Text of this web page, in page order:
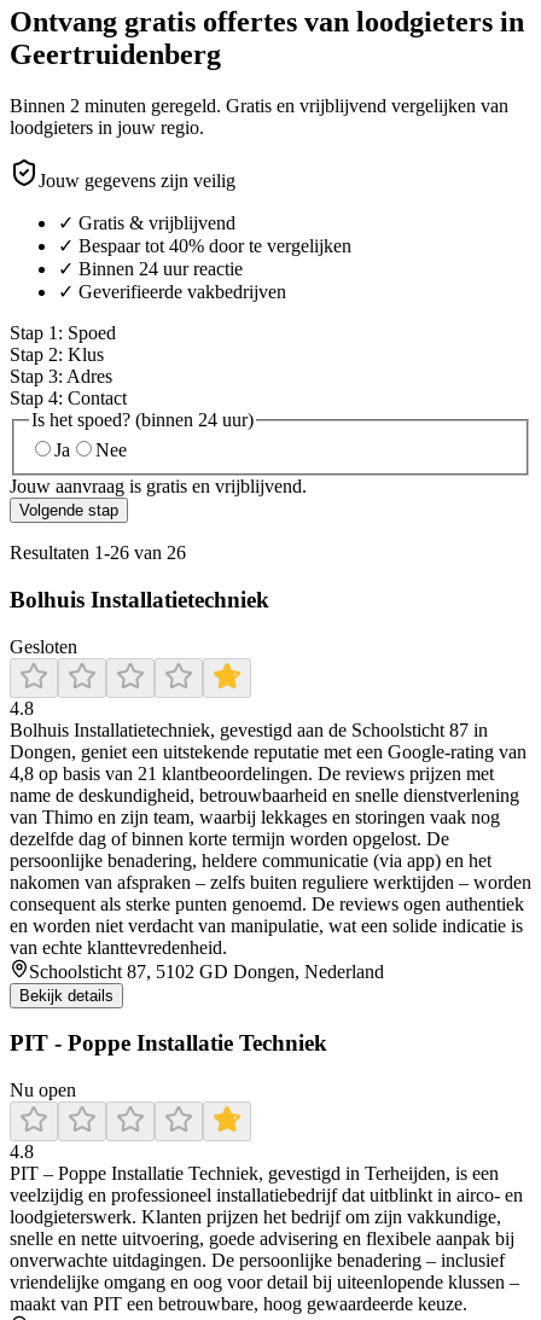
Ontvang gratis offertes van loodgieters in
Geertruidenberg
Binnen 2 minuten geregeld. Gratis en vrijblijvend vergelijken van
loodgieters in jouw regio.
Jouw gegevens zijn veilig
✓ Gratis & vrijblijvend
✓ Bespaar tot 40% door te vergelijken
✓ Binnen 24 uur reactie
✓ Geverifieerde vakbedrijven
Stap 1 : Spoed
Stap 2: Klus
Stap 3: Adres
Stap 4: Contact
Is het spoed? (binnen 24 uur)
Ja
Nee
Jouw aanvraag is gratis en vrijblijvend.
Volgende stap
Resultaten 1-26 van 26
Bolhuis Installatietechniek
Gesloten
4.8
Bolhuis Installatietechniek, gevestigd aan de Schoolsticht 87 in
Dongen, geniet een uitstekende reputatie met een Google-rating van
4,8 op basis van 21 klantbeoordelingen. De reviews prijzen met
name de deskundigheid, betrouwbaarheid en snelle dienstverlening
van Thimo en zijn team, waarbij lekkages en storingen vaak nog
dezelfde dag of binnen korte termijn worden opgelost. De
persoonlijke benadering, heldere communicatie (via app) en het
nakomen van afspraken – zelfs buiten reguliere werktijden – worden
consequent als sterke punten genoemd. De reviews ogen authentiek
en worden niet verdacht van manipulatie, wat een solide indicatie is
van echte klanttevredenheid.
Schoolsticht 87, 5102 GD Dongen, Nederland
Bekijk details
PIT - Poppe Installatie Techniek
Nu open
4.8
PIT – Poppe Installatie Techniek, gevestigd in Terheijden, is een
veelzijdig en professioneel installatiebedrijf dat uitblinkt in airco- en
loodgieterswerk. Klanten prijzen het bedrijf om zijn vakkundige,
snelle en nette uitvoering, goede advisering en flexibele aanpak bij
onverwachte uitdagingen. De persoonlijke benadering – inclusief
vriendelijke omgang en oog voor detail bij uiteenlopende klussen –
maakt van PIT een betrouwbare, hoog gewaardeerde keuze.